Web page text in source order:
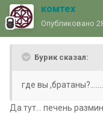
комтех
Опубликовано
Бурик сказал:
где вы
Да тут... печень